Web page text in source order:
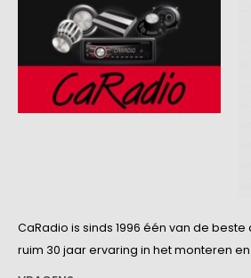
CaRadio is sinds 1996 één van de
ruim 30 jaar ervaring in het monteren